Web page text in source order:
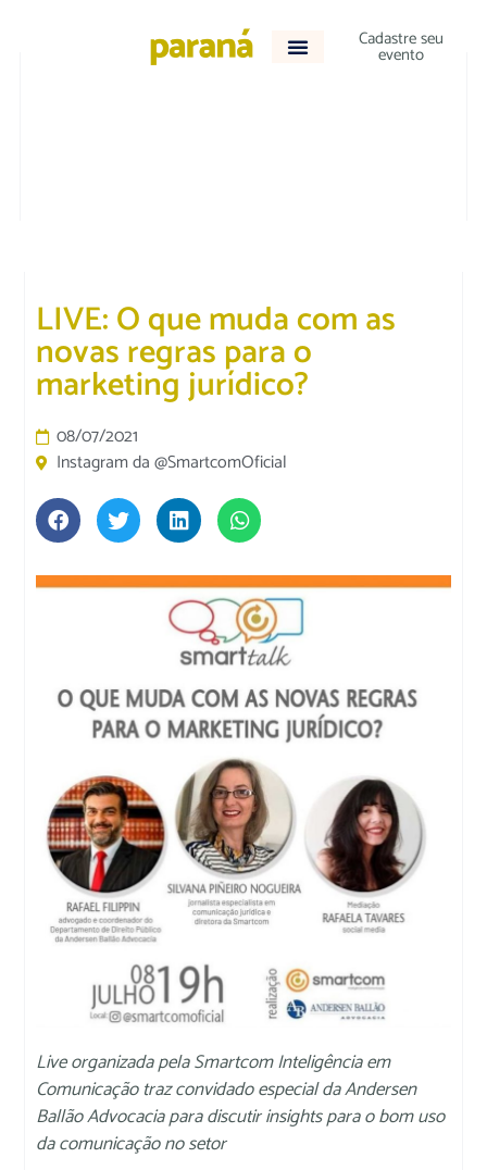
Cadastre seu
evento
LIVE: O que muda com as
novas regras para o
marketing jurídico?
08/07/2021
Instagram da @SmartcomOficial
Live organizada pela Smartcom Inteligência em
Comunicação traz convidado especial da Andersen
Ballão Advocacia para discutir insights para o bom uso
da comunicação no setor